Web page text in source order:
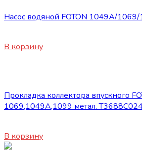
Насос водяной FOTON 1049А/
В корзину
Прокладка коллектора впускного
1069,1049А,1099 метал. Т3688C024
В корзину